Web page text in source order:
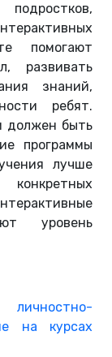
помогают
развивать
знаний,
ребят.
должен быть
программы
лучше
уровень
на курсах